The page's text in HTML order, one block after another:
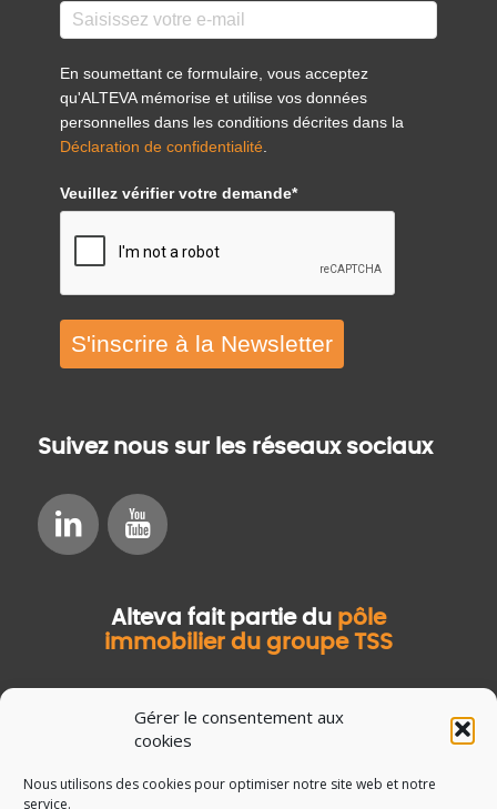
Gérer le consentement aux
cookies
Nous utilisons des cookies pour optimiser notre site web et notre
service.
En soumettant ce formulaire, vous acceptez
qu'ALTEVA mémorise et utilise vos données
personnelles dans les conditions décrites dans la
Déclaration de confidentialité
Veuillez vérifier votre demande*
S'inscrire à la Newsletter
Suivez nous sur les réseaux sociaux
Alteva fait partie du pôle
immobilier du groupe TSS